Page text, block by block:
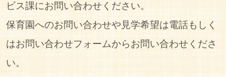
ビス課にお問い合わせください。
保育園へのお問い合わせや見学希望は電話もしく
はお問い合わせフォームからお問い合わせくださ
い。